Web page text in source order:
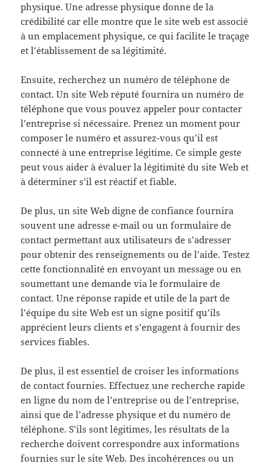
physique. Une adresse physique donne de la
crédibilité car elle montre que le site web est associé
à un emplacement physique, ce qui facilite le traçage
et l’établissement de sa légitimité.
Ensuite, recherchez un numéro de téléphone de
contact. Un site Web réputé fournira un numéro de
téléphone que vous pouvez appeler pour contacter
l’entreprise si nécessaire. Prenez un moment pour
composer le numéro et assurez-vous qu’il est
connecté à une entreprise légitime. Ce simple geste
peut vous aider à évaluer la légitimité du site Web et
à déterminer s’il est réactif et fiable.
De plus, un site Web digne de confiance fournira
souvent une adresse e-mail ou un formulaire de
contact permettant aux utilisateurs de s’adresser
pour obtenir des renseignements ou de l’aide. Testez
cette fonctionnalité en envoyant un message ou en
soumettant une demande via le formulaire de
contact. Une réponse rapide et utile de la part de
l’équipe du site Web est un signe positif qu’ils
apprécient leurs clients et s’engagent à fournir des
services fiables.
De plus, il est essentiel de croiser les informations
de contact fournies. Effectuez une recherche rapide
en ligne du nom de l’entreprise ou de l’entreprise,
ainsi que de l’adresse physique et du numéro de
téléphone. S’ils sont légitimes, les résultats de la
recherche doivent correspondre aux informations
fournies sur le site Web. Des incohérences ou un